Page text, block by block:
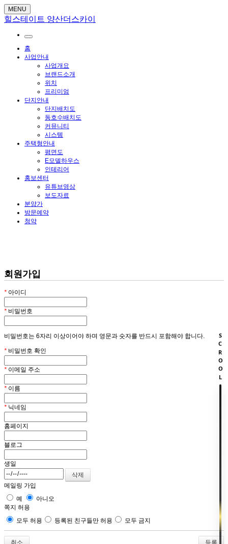
MENU
힐스테이트 양산더스카이
홈
사업안내
사업개요
브랜드소개
위치
프리미엄
단지안내
단지배치도
동호수배치도
커뮤니티
시스템
주택형안내
평면도
E모델하우스
인테리어
홍보센터
유튜브영상
보도자료
분양가
방문예약
청약
회원가입
* 아이디
* 비밀번호
비밀번호는 6자리 이상이어야 하며 영문과 숫자를 반드시 포함해야 합니다.
* 비밀번호 확인
* 이메일 주소
* 이름
* 닉네임
홈페이지
블로그
생일
메일링 가입
예
아니오
쪽지 허용
모두 허용
등록된 친구들만 허용 모두 금지
취소
SCROOL